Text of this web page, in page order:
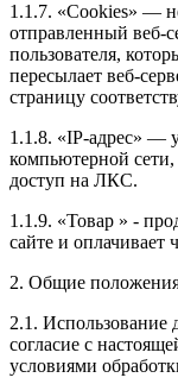
1.1.7. «Cookies» —
отправленный веб-
пользователя,
пересылает веб-
страницу
1.1.8. «IP-адрес» —
компьютерной сети,
доступ на ЛКС.
1.1.9. «Товар » -
сайте и оплачивает
2. Общие
2.1. Использование
согласие с
условиями